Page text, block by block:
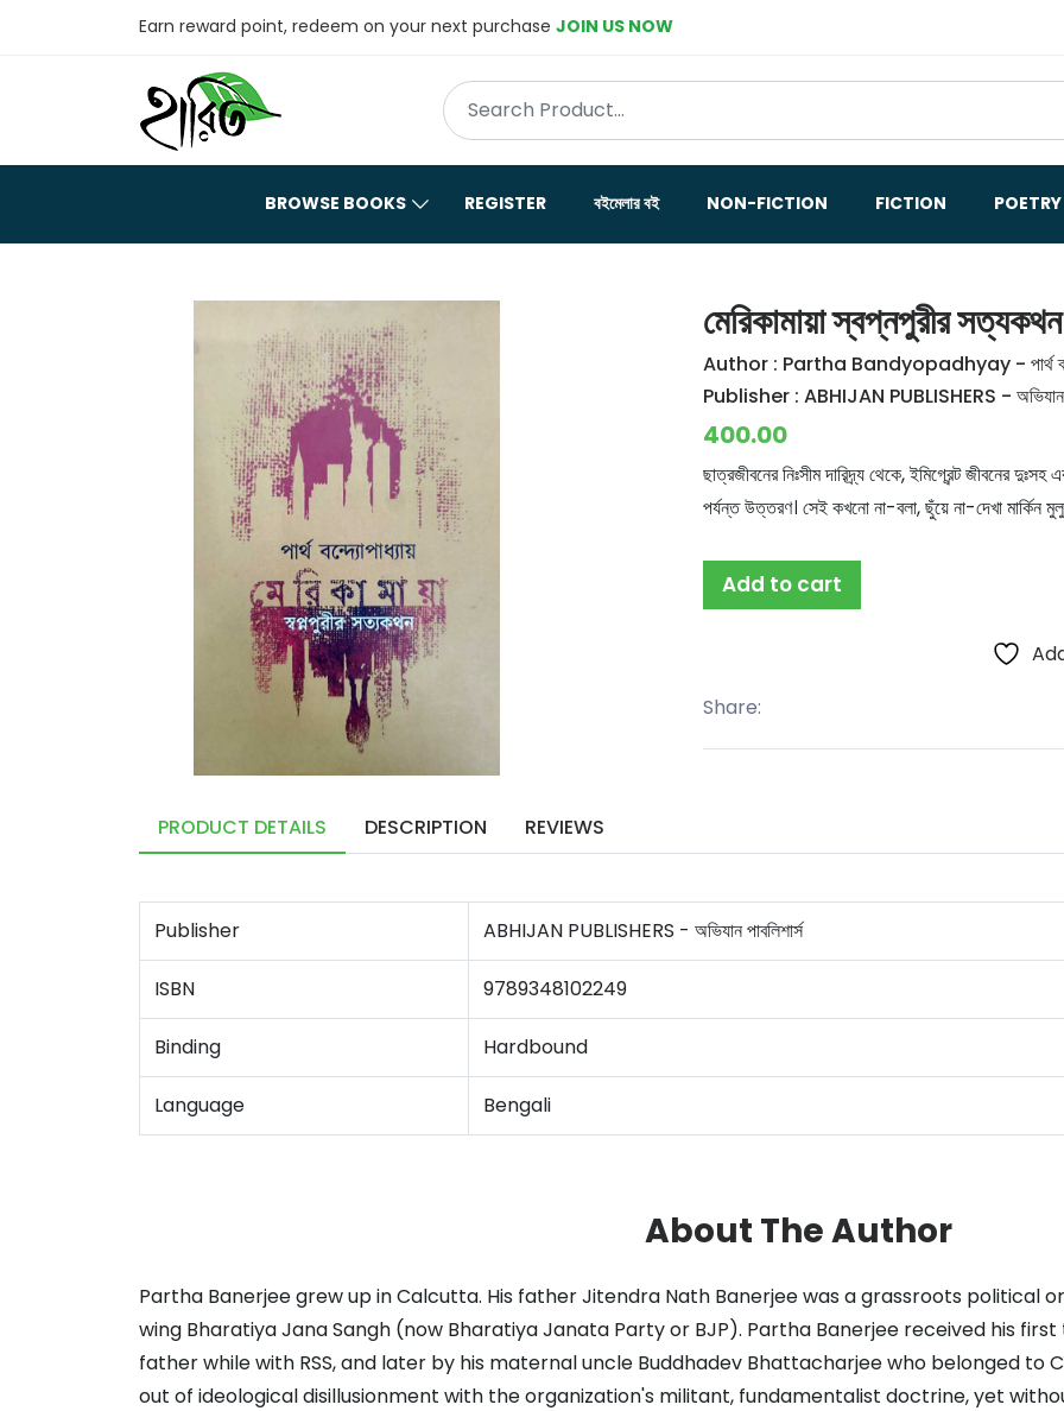
Earn reward point, redeem on your next purchase JOIN US NOW
BROWSE BOOKS REGISTER বইমেলার বই NON-FICTION FICTION POETRY
মেরিকামায়া স্বপ্নপুরীর
Author : Partha Bandyopadhyay - পার্থ
Publisher : ABHIJAN PUBLISHERS - অভিযান
400.00
ছাত্রজীবনের নিঃসীম দারিদ্র্য থেকে, ইমিগ্রেন্ট জীবনের
পর্যন্ত উত্তরণ। সেই কখনো না-বলা, ছুঁয়ে না-দেখা মার্কিন
Add to cart
Share:
PRODUCT DETAILS DESCRIPTION REVIEWS
Publisher ABHIJAN PUBLISHERS - অভিযান পাবলিশার্স
ISBN 9789348102249
Binding Hardbound
Language Bengali
About The Author
Partha Banerjee grew up in Calcutta. His father Jitendra Nath Banerjee was a grassroots political
wing Bharatiya Jana Sangh (now Bharatiya Janata Party or BJP). Partha Banerjee received his
father while with RSS, and later by his maternal uncle Buddhadev Bhattacharjee who belonged to
out of ideological disillusionment with the organization's militant, fundamentalist doctrine, yet